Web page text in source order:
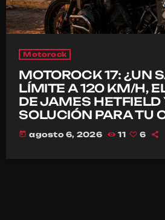
Motorock
MOTOROCK 17: ¿UN
LÍMITE A 120 KM/H,
DE JAMES HETFIELD
SOLUCIÓN PARA TU
today agosto 6, 2026 11 6